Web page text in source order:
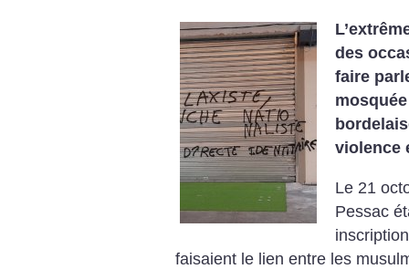
des
faire
violence
Le 21
Pessac
faisaient le lien entre les